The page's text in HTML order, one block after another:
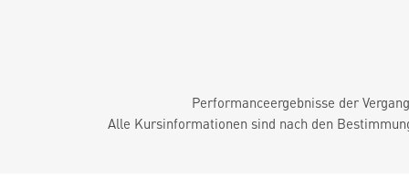
Performanceergebnisse der
Alle Kursinformationen sind nach den